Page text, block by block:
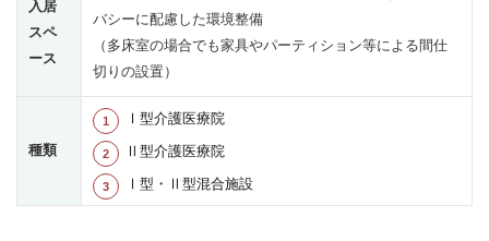
入居
スペ
ース
バシーに配慮した環境整備
（多床室の場合でも家具やパーティション等による間仕
切りの設置）
種類
Ⅰ型介護医療院
Ⅱ型介護医療院
Ⅰ型・Ⅱ型混合施設